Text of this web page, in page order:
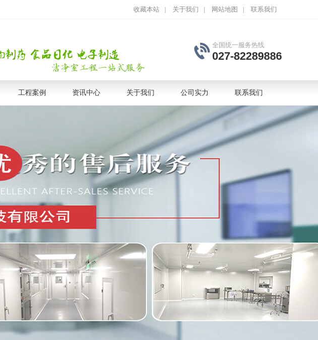
收藏本站 | 关于我们 | 网站地图 | 联系我们
全国统一服务热线
027-82289886
工程案例 资讯中心 关于我们 公司实力 联系我们